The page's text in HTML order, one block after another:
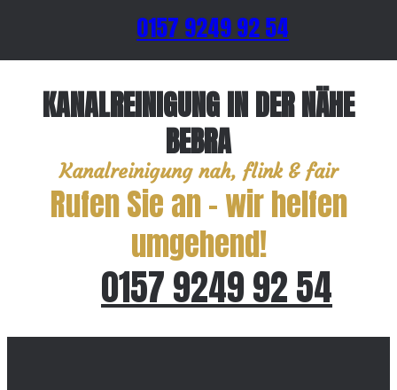
0157 9249 92 54
KANALREINIGUNG IN DER NÄHE
BEBRA
Kanalreinigung nah, flink & fair
Rufen Sie an – wir helfen
umgehend!
0157 9249 92 54